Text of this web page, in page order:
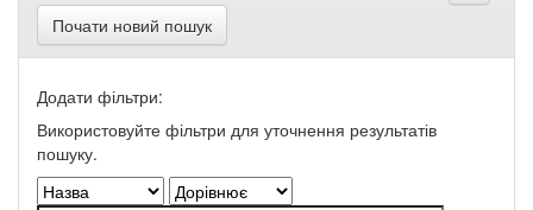
Почати новий пошук
Додати фільтри:
Використовуйте фільтри для уточнення результатів
пошуку.